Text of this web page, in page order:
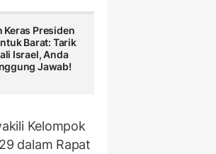
Keras Presiden
Barat: Tarik
Israel, Anda
Jawab!
Kelompok
dalam Rapat